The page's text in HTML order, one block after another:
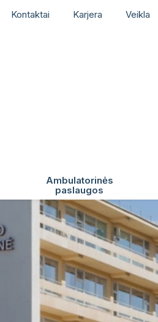
Kontaktai Karjera Veikla
Ambulatorinės
paslaugos